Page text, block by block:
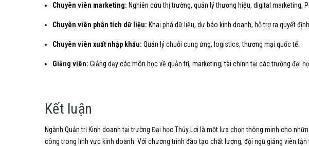
Chuyên viên marketing: Nghiên cứu thị trường, quản lý thương hiệu, digital marketing,
Chuyên viên phân tích dữ liệu: Khai phá dữ liệu, dự báo kinh doanh, hỗ trợ ra quyết định.
Chuyên viên xuất nhập khẩu: Quản lý chuỗi cung ứng, logistics,thương mại quốc tế.
Giảng viên: Giảng dạy các môn học về quản trị, marketing,tài chính tại các trường đại
Kết luận
Ngành Quản trị Kinh doanh tại trường Đại học Thủy Lợi là một lựa chọn thông minh cho
công trong lĩnh vực kinh doanh. Với chương trình đào tạo chất lượng, đội ngũ giảng viên